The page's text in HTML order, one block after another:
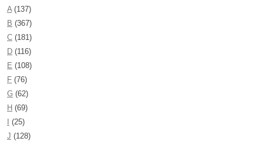
A(137)
B (367)
C (181)
D (116)
E (108)
F (76)
G (62)
H (69)
(25)
J (128)